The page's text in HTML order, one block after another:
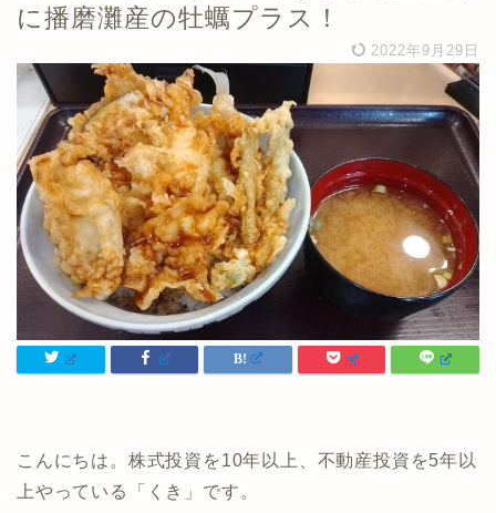
に播磨灘産の牡蠣プラス！
2022年9月29日
こんにちは。株式投資を10年以上、不動産投資を5年以
上やっている「くき」です。